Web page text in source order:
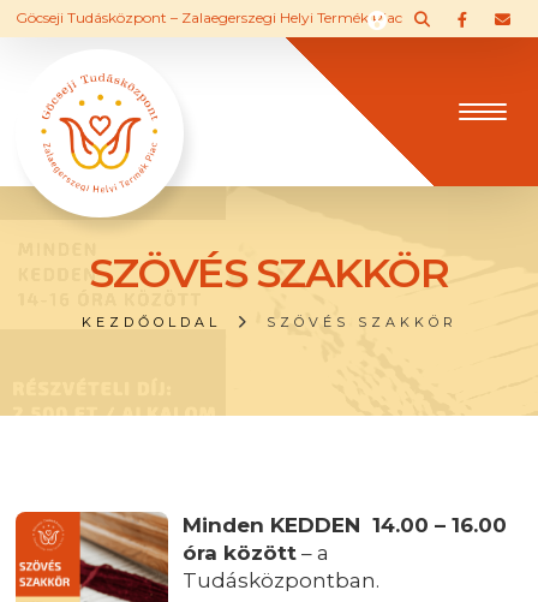
Göcseji Tudásközpont – Zalaegerszegi Helyi Termék Piac
SZÖVÉS SZAKKÖR
KEZDŐOLDAL SZÖVÉS SZAKKÖR
Minden KEDDEN 14.00 – 16.00
óra között – a
Tudásközpontban.